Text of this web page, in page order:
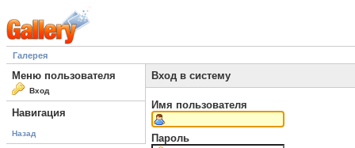
Галерея
Меню пользователя
Вход
Навигация
Назад
Вход в систему
Имя пользователя
Пароль